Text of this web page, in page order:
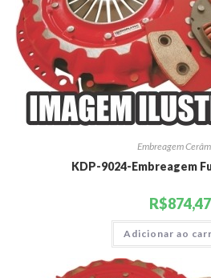
Embreagem
KDP-9024-Embreagem
R$874,47
Adicionar ao